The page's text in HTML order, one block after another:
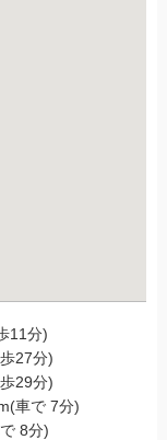
11分)
27分)
29分)
車で 7分)
8分)